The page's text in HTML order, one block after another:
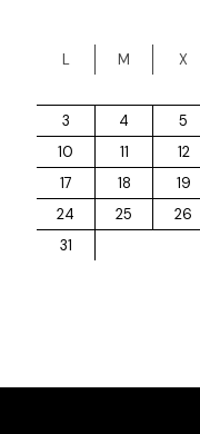
L M X
3
4 5
10
11 12
17
18 19
24
25 26
31